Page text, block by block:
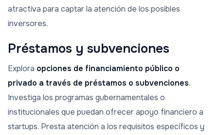
atractiva para captar la atención de los posibles
inversores.
Préstamos y subvenciones
Explora opciones de financiamiento público o
privado a través de préstamos o subvenciones.
Investiga los programas gubernamentales o
institucionales que puedan ofrecer apoyo financiero a
startups. Presta atención a los requisitos específicos y